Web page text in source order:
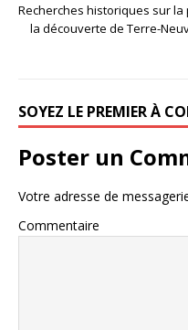
Recherches historiques sur
la découverte de Terre-
SOYEZ LE PREMIER À
Poster un
Votre adresse de
Commentaire